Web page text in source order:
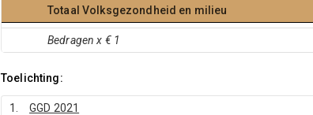
Totaal Volksgezondheid en milieu
Bedragen x € 1
Toelichting:
1. GGD 2021